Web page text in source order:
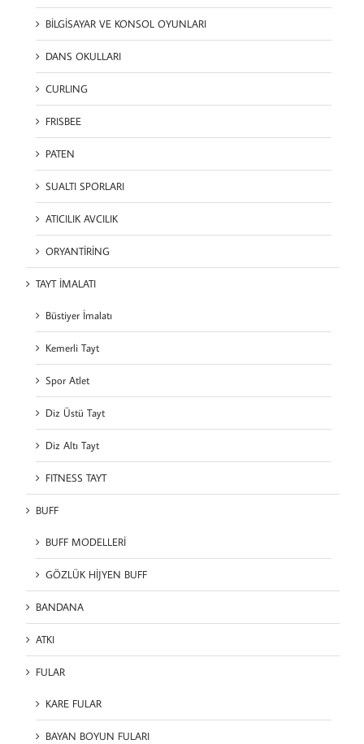
BİLGİSAYAR VE KONSOL OYUNLARI
DANS OKULLARI
CURLING
FRISBEE
PATEN
SUALTI SPORLARI
ATICILIK AVCILIK
ORYANTİRİNG
TAYT İMALATI
Büstiyer İmalatı
Kemerli Tayt
Spor Atlet
Diz Üstü Tayt
Diz Altı Tayt
FITNESS TAYT
BUFF
BUFF MODELLERİ
GÖZLÜK HİJYEN BUFF
BANDANA
ATKI
FULAR
KARE FULAR
BAYAN BOYUN FULARI